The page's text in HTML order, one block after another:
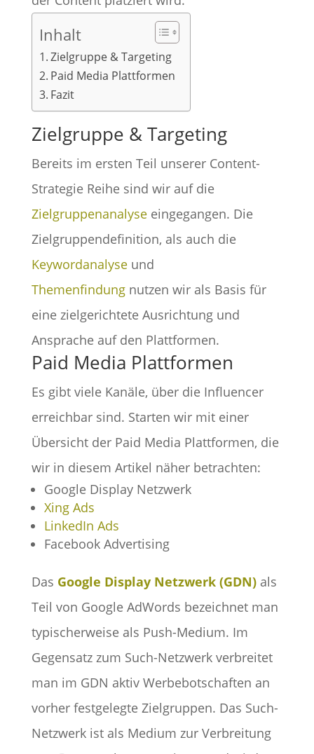
Inhalt
Zielgruppe & Targeting
Paid Media Plattformen
Fazit
Zielgruppe & Targeting
Bereits im ersten Teil unserer Content-
Strategie Reihe sind wir auf die
Zielgruppenanalyseeingegangen. Die
Zielgruppendefinition, als auch die
Keywordanalyseund
Themenfindungnutzen wir als Basis für
eine zielgerichtete Ausrichtung und
Ansprache auf den Plattformen.
Paid Media Plattformen
Es gibt viele Kanäle, über die Influencer
erreichbar sind. Starten wir mit einer
Übersicht der Paid Media Plattformen, die
wir in diesem Artikel näher betrachten:
Google Display Netzwerk
Xing Ads
LinkedIn Ads
Facebook Advertising
Das Google Display Netzwerk (GDN)als
Teil von Google AdWords bezeichnet man
typischerweise als Push-Medium. Im
Gegensatz zum Such-Netzwerk verbreitet
man im GDN aktiv Werbebotschaften an
vorher festgelegte Zielgruppen. Das Such-
Netzwerk ist als Medium zur Verbreitung